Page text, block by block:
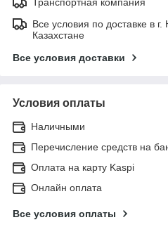
Все условия по доставке в
Казахстане
Все условия доставки
Условия оплаты
Наличными
Перечисление средств на
Оплата на карту Kaspi
Онлайн оплата
Все условия оплаты